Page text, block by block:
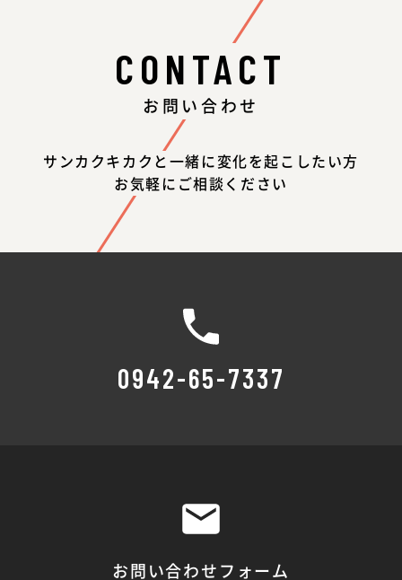
CONTACT
お問い合わせ
サンカクキカクと一緒に変化を起こしたい方
お気軽にご相談ください
0942-65-7337
お問い合わせフォーム